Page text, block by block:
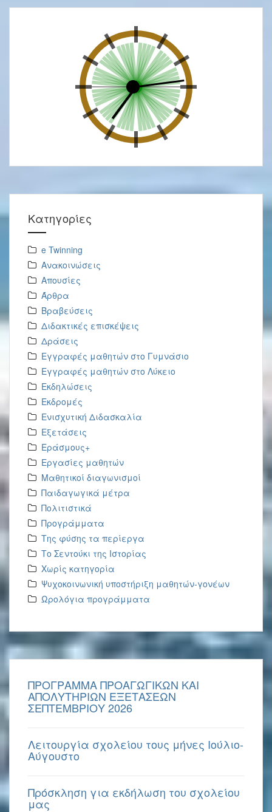
Kατηγορίες
e Twinning
Ανακοινώσεις
Απουσίες
Άρθρα
Βραβεύσεις
Διδακτικές επισκέψεις
Δράσεις
Εγγραφές μαθητών στο Γυμνάσιο
Εγγραφές μαθητών στο Λύκειο
Εκδηλώσεις
Εκδρομές
Ενισχυτική Διδασκαλία
Εξετάσεις
Εράσμους+
Εργασίες μαθητών
Μαθητικοί διαγωνισμοί
Παιδαγωγικά μέτρα
Πολιτιστικά
Προγράμματα
Της φύσης τα περίεργα
Το Σεντούκι της Ιστορίας
Χωρίς κατηγορία
Ψυχοκοινωνική υποστήριξη μαθητών-γονέων
Ωρολόγια προγράμματα
ΠΡΟΓΡΑΜΜΑ ΠΡΟΑΓΩΓΙΚΩΝ ΚΑΙ
ΑΠΟΛΥΤΗΡΙΩΝ ΕΞΕΤΑΣΕΩΝ
ΣΕΠΤΕΜΒΡΙΟΥ 2026
Λειτουργία σχολείου τους μήνες Ιούλιο-
Αύγουστο
Πρόσκληση για εκδήλωση του σχολείου
μας